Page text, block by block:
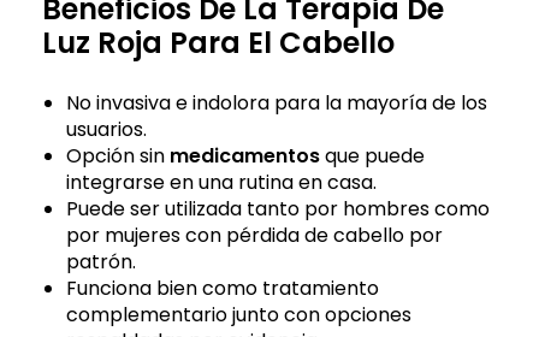
Beneficios De La Terapia De
Luz Roja Para El Cabello
No invasiva e indolora para la mayoría de los
usuarios.
Opción sin medicamentosque puede
integrarse en una rutina en casa.
Puede ser utilizada tanto por hombres como
por mujeres con pérdida de cabello por
patrón.
Funciona bien como tratamiento
complementario junto con opciones